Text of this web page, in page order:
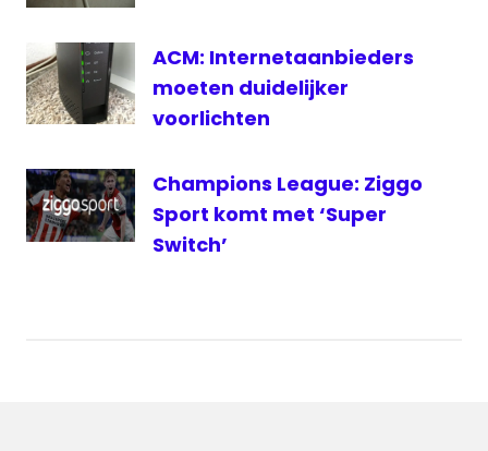
Darts
WK
darts
live
Darts
online
WK
ACM: Internetaanbieders
moeten duidelijker
voorlichten
Champions League: Ziggo
Sport komt met ‘Super
Switch’